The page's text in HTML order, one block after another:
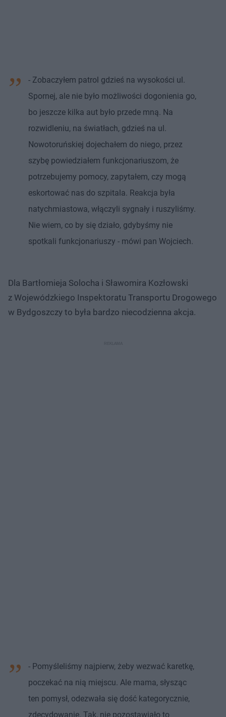
- Zobaczyłem patrol gdzieś na wysokości ul.
Spornej, ale nie było możliwości dogonienia go,
bo jeszcze kilka aut było przede mną. Na
rozwidleniu, na światłach, gdzieś na ul.
Nowotoruńskiej dojechałem do niego, przez
szybę powiedziałem funkcjonariuszom, że
potrzebujemy pomocy, zapytałem, czy mogą
eskortować nas do szpitala. Reakcja była
natychmiastowa, włączyli sygnały i ruszyliśmy.
Nie wiem, co by się działo, gdybyśmy nie
spotkali funkcjonariuszy - mówi pan Wojciech.
Dla Bartłomieja Solocha i Sławomira Kozłowski
z Wojewódzkiego Inspektoratu Transportu Drogowego
w Bydgoszczy to była bardzo niecodzienna akcja.
- Pomyśleliśmy najpierw, żeby wezwać karetkę,
poczekać na nią miejscu. Ale mama, słysząc
ten pomysł, odezwała się dość kategorycznie,
zdecydowanie. Tak, nie pozostawiało to